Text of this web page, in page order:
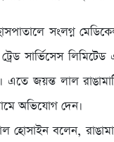
সংলগ্ন
সার্ভিসেস
জয়ন্ত লাল
অভিযোগ দেন।
হোসাইন বলেন,